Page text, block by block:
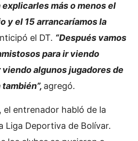
más o menos el
y el 15 arrancaríamos la
el DT. “Después vamos
para ir viendo
viendo algunos jugadores de
agregó.
el entrenador habló de la
Liga Deportiva de Bolívar.